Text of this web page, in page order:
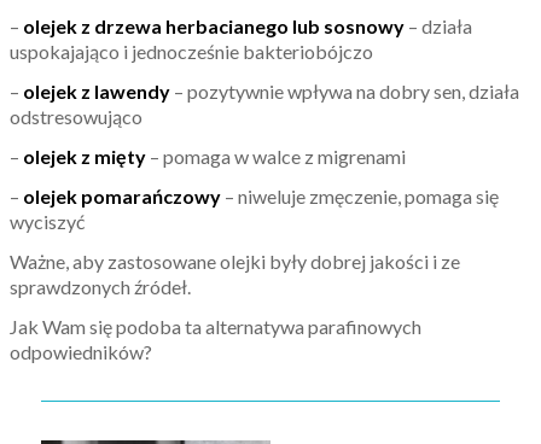
– olejek z drzewa herbacianego lub sosnowy – działa
uspokajająco i jednocześnie bakteriobójczo
– olejek z lawendy – pozytywnie wpływa na dobry sen, działa
odstresowująco
– olejek z mięty – pomaga w walce z migrenami
– olejek pomarańczowy – niweluje zmęczenie, pomaga się
wyciszyć
Ważne, aby zastosowane olejki były dobrej jakości i ze
sprawdzonych źródeł.
Jak Wam się podoba ta alternatywa parafinowych
odpowiedników?